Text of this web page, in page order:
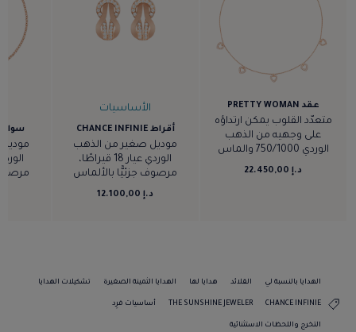
عقد PRETTY WOMAN
متعدّد القلوب يمكن ارتداؤه
على وجهيه من الذهب
الوردي 750/1000 والماس
د.إ 22.450,00
الأساسيات
أقراط CHANCE INFINIE
موديل صغير من الذهب
الوردي عيار 18 قيراطًا،
مرصوف جزئيًّا بالألماس
د.إ 12.100,00
سوار CHANCE INFINIE
الهدايا بالنسبة لي القلائد هدايا لها الهدايا الثمينة الصغيرة تشكيلات الهدايا
CHANCE INFINIE
THE SUNSHINE JEWELER أساسيات فرِد
التخرج واللحظات الاستثنائية